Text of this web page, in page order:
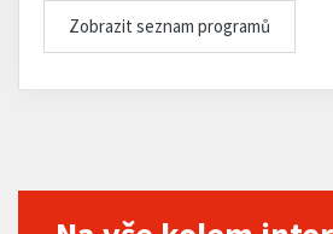
Zobrazit seznam programů